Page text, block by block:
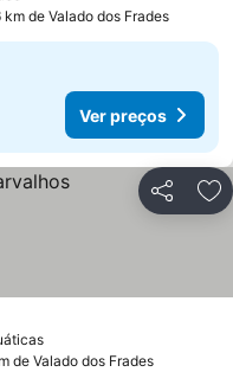
de Valado dos Frades
Ver preços
Partilhar
de Valado dos Frades